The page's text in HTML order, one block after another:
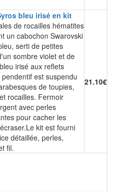
bleu irisé en kit
de rocailles hématites
un cabochon Swarovski
serti de petites
sombre violet et de
irisé aux reflets
est suspendu
de toupies,
rocailles. Fermoir
avec perles
pour cacher les
kit est fourni
détaillée, perles,
fil.
21.10€